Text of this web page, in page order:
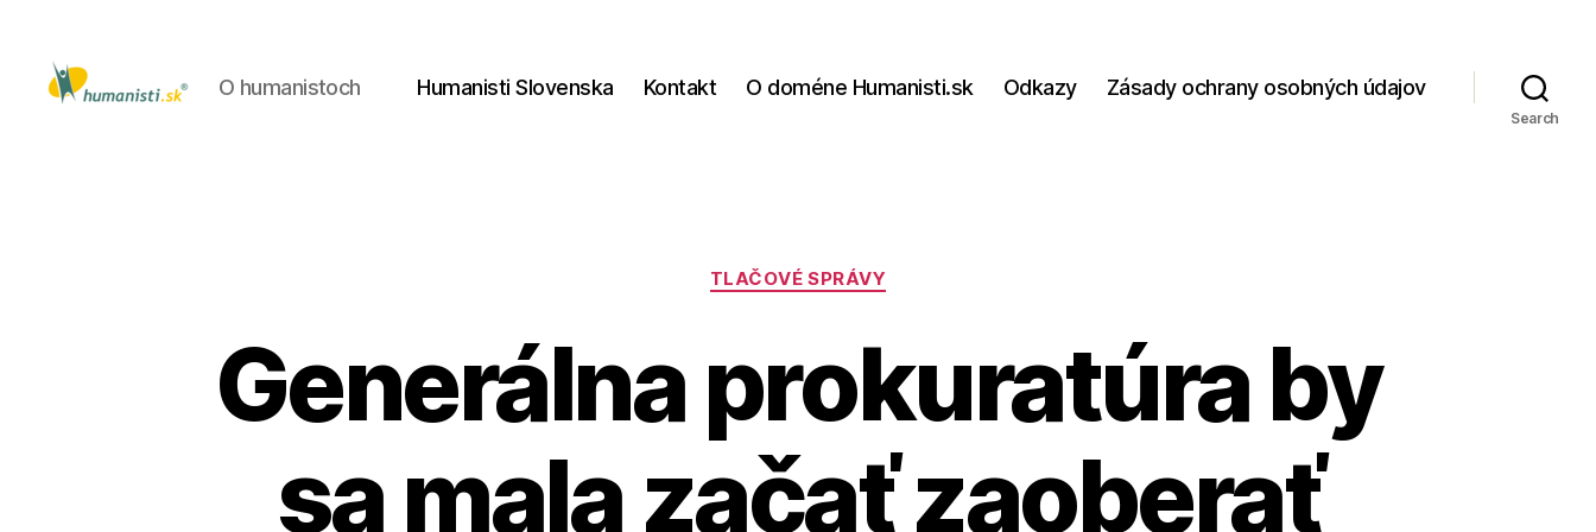
O humanistoch Humanisti Slovenska Kontakt O doméne Humanisti.sk Odkazy Zásady ochrany osobných údajov
Search
Kategórie
TLAČOVÉ SPRÁVY
Generálna prokuratúra by
sa mala začať zaoberať